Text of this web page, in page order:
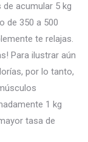
acumular 5 kg
de 350 a 500
te relajas.
Para ilustrar aún
por lo tanto,
1 kg
tasa de